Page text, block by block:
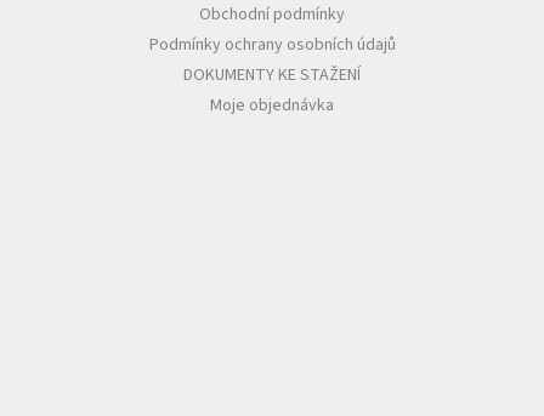
Obchodní podmínky
Podmínky ochrany osobních údajů
DOKUMENTY KE STAŽENÍ
Moje objednávka